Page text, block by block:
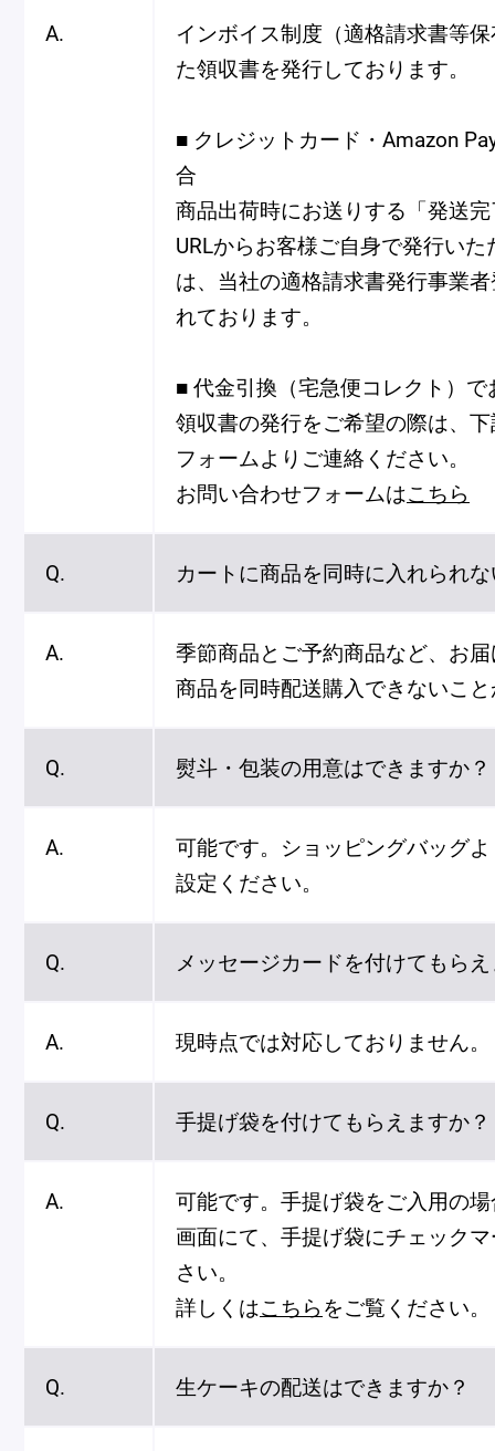
Gift
お知らせ
Journal & Informations
フルーツとヨーグルトのマカ ＜麻布台ヒ
ピエール・エルメ・パリ
Notre Maison
ピエール・エルメについて
店舗一覧
Nos adresses
国内ブティック一覧 海外ブ
ガイド
ログイン
ショッピングバッグ
A.
インボイス制度（適格請求書等
た領収書を発行しております。
■ クレジットカード・Amazon
合
商品出荷時にお送りする「発送
URLからお客様ご自身で発行い
は、当社の適格請求書発行事業
れております。
■ 代金引換（宅急便コレクト）
領収書の発行をご希望の際は、
フォームよりご連絡ください。
お問い合わせフォームはこちら
Q. カートに商品を同時に入れられ
A.
季節商品とご予約商品など、お
商品を同時配送購入できないこ
Q. 熨斗・包装の用意はできますか？
A.
可能です。ショッピングバッグ
設定ください。
Q. メッセージカードを付けてもら
A. 現時点では対応しておりません。
Q. 手提げ袋を付けてもらえますか？
A.
可能です。手提げ袋をご入用の
画面にて、手提げ袋にチェック
さい。
詳しくはこちら をご覧ください。
Q. 生ケーキの配送はできますか？